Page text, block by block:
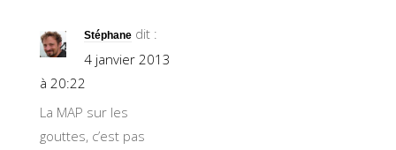
Stéphane dit :
4 janvier 2013
à 20:22
La MAP sur les
gouttes, c’est pas